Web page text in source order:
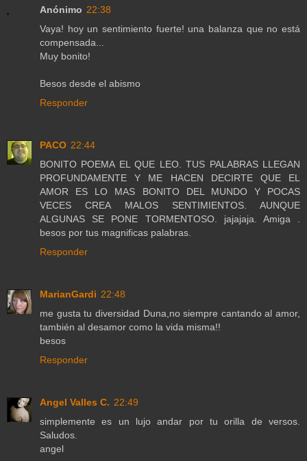
Anónimo 22:38
Vaya! hoy un sentimiento fuerte! una balanza que no está
compensada...
Muy bonito!
Besos desde el abismo
Responder
PACO 22:44
BONITO POEMA EL QUE LEO. TUS PALABRAS LLEGAN
PROFUNDAMENTE Y ME HACEN DECIRTE QUE EL
AMOR ES LO MAS BONITO DEL MUNDO Y POCAS
VECES CREA MALOS SENTIMIENTOS. AUNQUE
ALGUNAS SE PONE TORMENTOSO. jajajaja. Amiga .
besos por tus magnificas palabras.
Responder
MarianGardi 22:48
me gusta tu diversidad Duna,no siempre cantando al amor,
también al desamor como la vida misma!!
besos
Responder
Angel Valles C. 22:49
simplemente es un lujo andar por tu orilla de versos.
Saludos.
angel